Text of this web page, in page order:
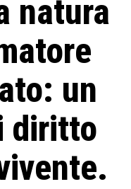
natura
un
diritto